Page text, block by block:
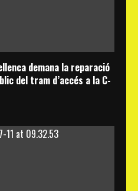
demana la reparació
del tram d’accés a la C-